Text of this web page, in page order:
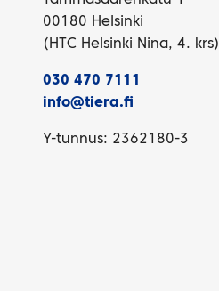
00180 Helsinki
(HTC Helsinki Nina, 4. krs)
030 470 7111
info@tiera.fi
Y-tunnus: 2362180-3